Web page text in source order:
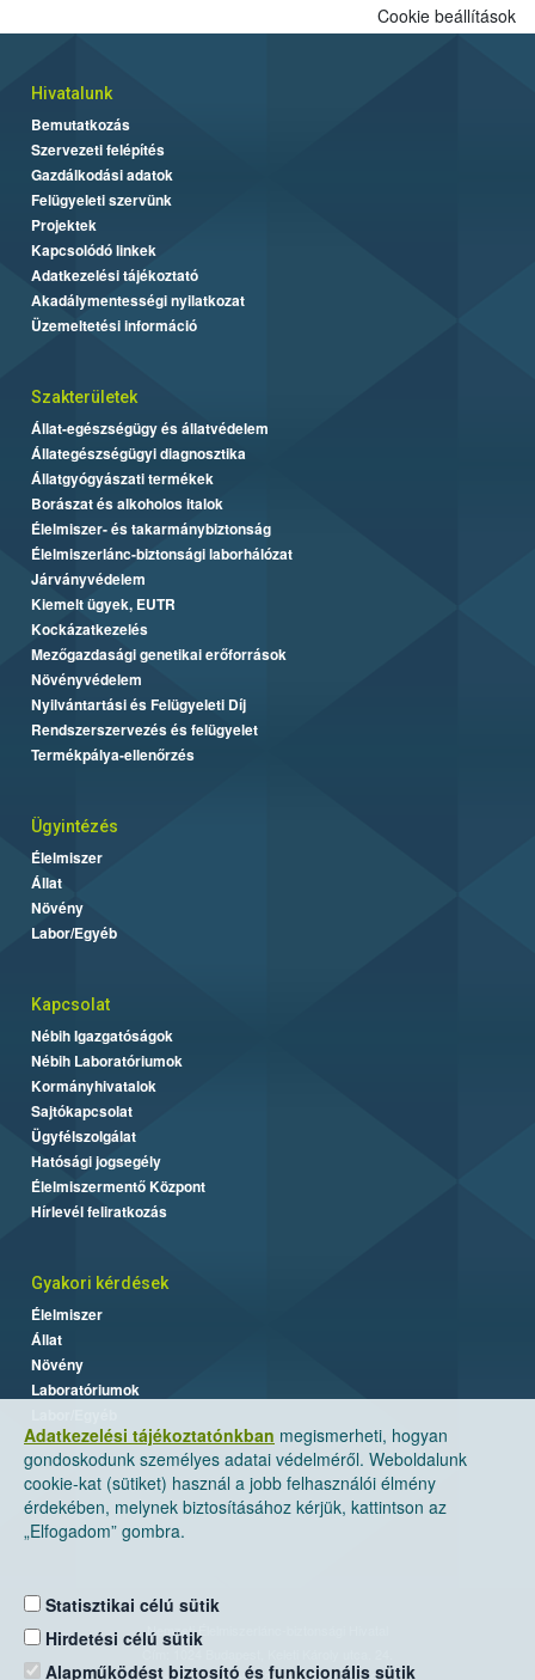
Adatkezelési tájékoztatónkban megismerheti, hogyan
gondoskodunk személyes adatai védelméről. Weboldalunk
cookie-kat (sütiket) használ a jobb felhasználói élmény
érdekében, melynek biztosításához kérjük, kattintson az
„Elfogadom” gombra.
Statisztikai célú sütik
Hirdetési célú sütik
Alapműködést biztosító és funkcionális sütik
Cookie beállítások
Hivatalunk
Bemutatkozás
Szervezeti felépítés
Gazdálkodási adatok
Felügyeleti szervünk
Projektek
Kapcsolódó linkek
Adatkezelési tájékoztató
Akadálymentességi nyilatkozat
Üzemeltetési információ
Szakterületek
Állat-egészségügy és állatvédelem
Állategészségügyi diagnosztika
Állatgyógyászati termékek
Borászat és alkoholos italok
Élelmiszer- és takarmánybiztonság
Élelmiszerlánc-biztonsági laborhálózat
Járványvédelem
Kiemelt ügyek, EUTR
Kockázatkezelés
Mezőgazdasági genetikai erőforrások
Növényvédelem
Nyilvántartási és Felügyeleti Díj
Rendszerszervezés és felügyelet
Termékpálya-ellenőrzés
Ügyintézés
Élelmiszer
Állat
Növény
Labor/Egyéb
Kapcsolat
Nébih Igazgatóságok
Nébih Laboratóriumok
Kormányhivatalok
Sajtókapcsolat
Ügyfélszolgálat
Hatósági jogsegély
Élelmiszermentő Központ
Hírlevél feliratkozás
Gyakori kérdések
Élelmiszer
Állat
Növény
Laboratóriumok
Nemzeti Élelmiszerlánc-biztonsági Hivatal